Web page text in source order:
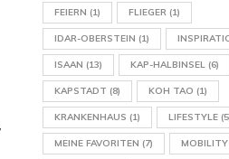
FEIERN (1) FLIEGER (1)
IDAR-OBERSTEIN (1)
ISAAN (13) KAP-HALBINSEL (6)
KAPSTADT (8) KOH TAO (1)
KRANKENHAUS (1) LIFESTYLE
MEINE FAVORITEN (7) MOBILITY